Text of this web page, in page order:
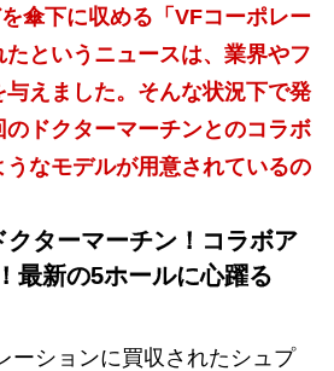
傘下に収める「VFコーポレー
というニュースは、業界やフ
与えました。そんな状況下で発
ドクターマーチンとのコラボ
なモデルが用意されているの
ターマーチン！コラボア
最新の5ホールに心躍る
ーションに買収されたシュプ